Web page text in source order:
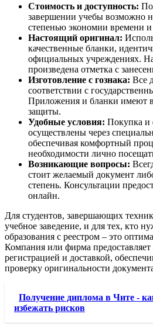
Стоимость и доступность:
завершении учебы возможно
степенью экономии времени и
Настоящий оригинал:
качественные бланки,
официальных учреждениях.
произведена отметка с
Изготовление с гознака: Все
соответствии с
Приложения и бланки имеют
защиты.
Удобные условия: Покупка и
осуществлены через
обеспечивая комфортный
необходимости лично
Возникающие вопросы:
стоит желаемый документ
степень. Консультации
онлайн.
Для студентов, завершающих
учебное заведение, и для тех, кто
образования с реестром – это
Компания или фирма предоставляет
регистрацией и доставкой,
проверку оригинальности
Получение диплома в Чите -
избежать рисков